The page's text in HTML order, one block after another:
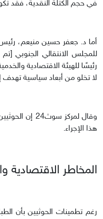
في حجم الكتلة النقدية، فقد
أما د. جعفر حسين منيعم، رئيس
رئيسًا للهيئة الاقتصادية
لا تخلو من أبعاد سياسية
وقال لمركز
هذا الإجراء.
المخاطر الاقتصادية
رغم تطمينات الحوثيين بأن